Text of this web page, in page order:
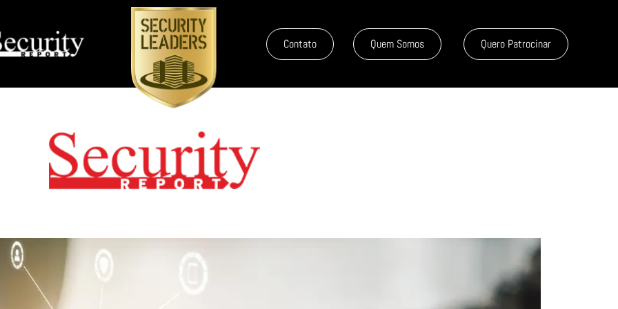
Contato Quem Somos Quero Patrocinar